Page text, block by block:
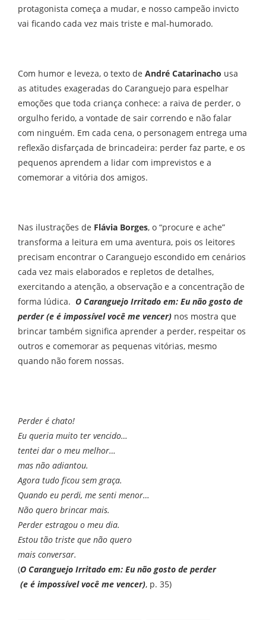
protagonista começa a mudar, e nosso campeão invicto
vai ficando cada vez mais triste e mal-humorado.
Com humor e leveza, o texto de André Catarinacho usa
as atitudes exageradas do Caranguejo para espelhar
emoções que toda criança conhece: a raiva de perder, o
orgulho ferido, a vontade de sair correndo e não falar
com ninguém. Em cada cena, o personagem entrega uma
reflexão disfarçada de brincadeira: perder faz parte, e os
pequenos aprendem a lidar com imprevistos e a
comemorar a vitória dos amigos.
Nas ilustrações de Flávia Borges, o “procure e ache”
transforma a leitura em uma aventura, pois os leitores
precisam encontrar o Caranguejo escondido em cenários
cada vez mais elaborados e repletos de detalhes,
exercitando a atenção, a observação e a concentração de
forma lúdica. O Caranguejo Irritado em: Eu não gosto de
perder (e é impossível você me vencer) nos mostra que
brincar também significa aprender a perder, respeitar os
outros e comemorar as pequenas vitórias, mesmo
quando não forem nossas.
Perder é chato!
Eu queria muito ter vencido…
tentei dar o meu melhor…
mas não adiantou.
Agora tudo ficou sem graça.
Quando eu perdi, me senti menor…
Não quero brincar mais.
Perder estragou o meu dia.
Estou tão triste que não quero
mais conversar.
(O Caranguejo Irritado em: Eu não gosto de perder
(e é impossível você me vencer), p. 35)